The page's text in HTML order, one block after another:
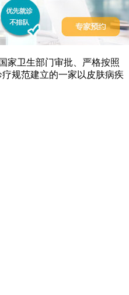
家卫生部门审批、严格按照
规范建立的一家以皮肤病疾